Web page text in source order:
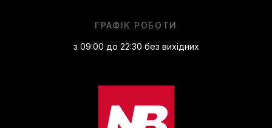
ГРАФІК РОБОТИ
з 09:00 до 22:30 без вихідних